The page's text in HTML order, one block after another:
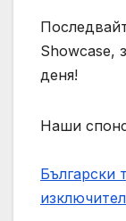
Showcase,
деня!
Наши
Български